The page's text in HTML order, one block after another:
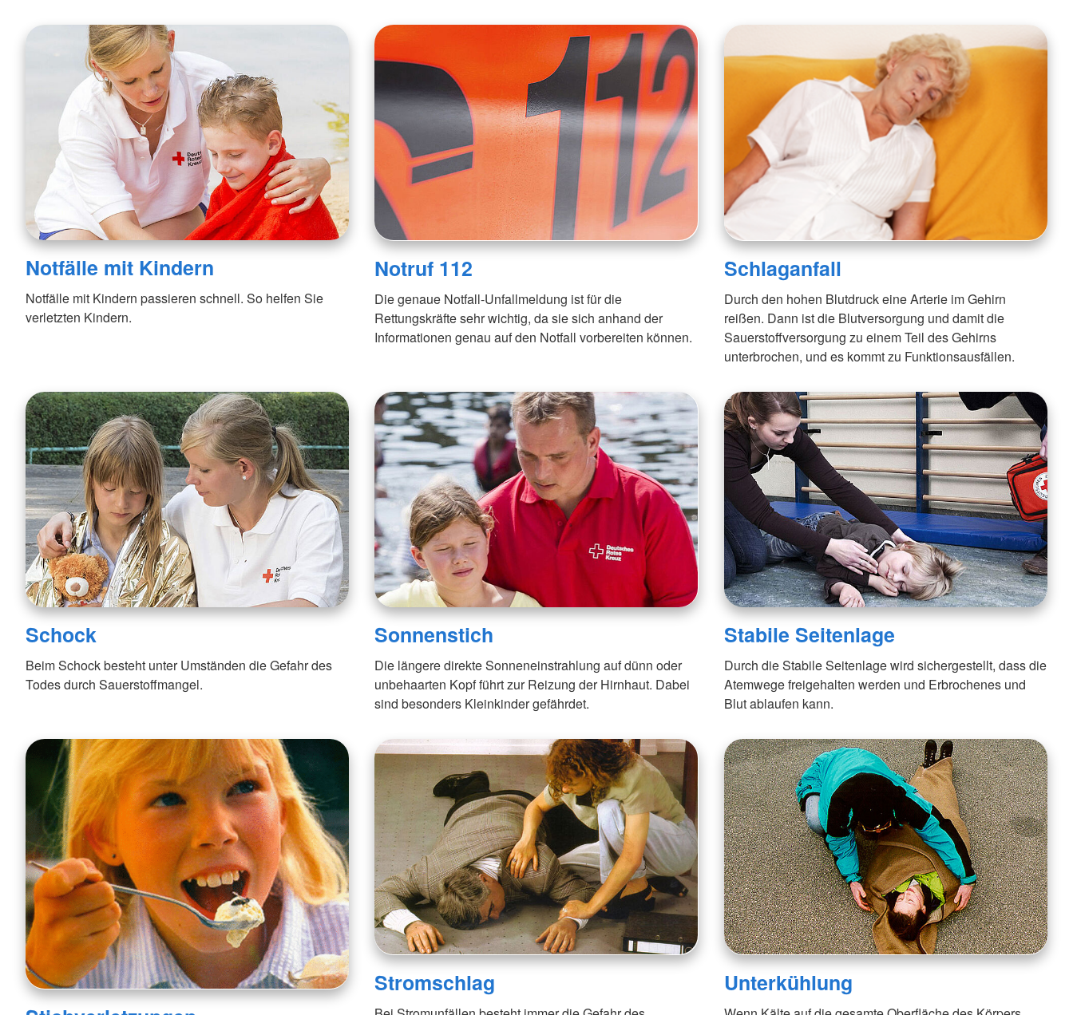
Notfälle mit Kindern
Notfälle mit Kindern passieren schnell. So helfen Sie
verletzten Kindern.
Notruf 112
Die genaue Notfall-Unfallmeldung ist für die
Rettungskräfte sehr wichtig, da sie sich anhand der
Informationen genau auf den Notfall vorbereiten können.
Schlaganfall
Durch den hohen Blutdruck eine Arterie im Gehirn
reißen. Dann ist die Blutversorgung und damit die
Sauerstoffversorgung zu einem Teil des Gehirns
unterbrochen, und es kommt zu Funktionsausfällen.
Schock
Beim Schock besteht unter Umständen die Gefahr des
Todes durch Sauerstoffmangel.
Sonnenstich
Die längere direkte Sonneneinstrahlung auf dünn oder
unbehaarten Kopf führt zur Reizung der Hirnhaut. Dabei
sind besonders Kleinkinder gefährdet.
Stabile Seitenlage
Durch die Stabile Seitenlage wird sichergestellt, dass die
Atemwege freigehalten werden und Erbrochenes und
Blut ablaufen kann.
Stromschlag Unterkühlung